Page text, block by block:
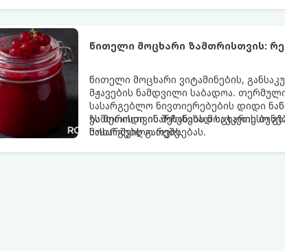
წითელი მოცხარი ზამთრისთვის:
წითელი მოცხარი ვიტამინების,
მჟავების ნამდვილი საბადოა.
სასარგებლო ნივთიერებების დიდი
ზამთრისთვის შესანახად საუკეთესო
მოხარშვის გარეშე.
ეს მეთოდი ინარჩუნებს მოცხარის
სასარგებლო თვისებას.